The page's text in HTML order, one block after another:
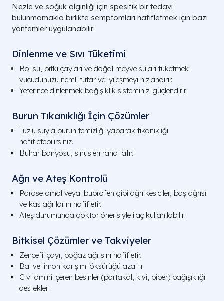
Nezle ve soğuk algınlığı için spesifik bir tedavi
bulunmamakla birlikte semptomları hafifletmek için bazı
yöntemler uygulanabilir:
Dinlenme ve Sıvı Tüketimi
Bol su, bitki çayları ve doğal meyve suları tüketmek
vücudunuzu nemli tutar ve iyileşmeyi hızlandırır.
Yeterince dinlenmek bağışıklık sisteminizi güçlendirir.
Burun Tıkanıklığı İçin Çözümler
Tuzlu suyla burun temizliği yaparak tıkanıklığı
hafifletebilirsiniz.
Buhar banyosu, sinüsleri rahatlatır.
Ağrı ve Ateş Kontrolü
Parasetamol veya ibuprofen gibi ağrı kesiciler, baş ağrısı
ve kas ağrılarını hafifletir.
Ateş durumunda doktor önerisiyle ilaç kullanılabilir.
Bitkisel Çözümler ve Takviyeler
Zencefil çayı, boğaz ağrısını hafifletir.
Bal ve limon karışımı öksürüğü azaltır.
C vitamini içeren besinler (portakal, kivi, biber) bağışıklığı
destekler.